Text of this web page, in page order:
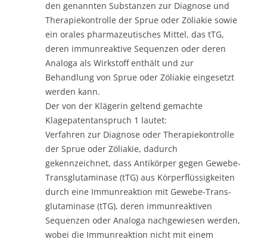
den genannten Substanzen zur Diagnose und
Therapiekontrolle der Sprue oder Zöliakie sowie
ein orales pharmazeutisches Mittel, das tTG,
deren immunreaktive Sequenzen oder deren
Analoga als Wirkstoff enthält und zur
Behandlung von Sprue oder Zöliakie eingesetzt
werden kann.
Der von der Klägerin geltend gemachte
Klagepatentanspruch 1 lautet:
Verfahren zur Diagnose oder Therapiekontrolle
der Sprue oder Zöliakie, dadurch
gekennzeichnet, dass Antikörper gegen Gewebe-
Transglutaminase (tTG) aus Körperflüssigkeiten
durch eine Immunreaktion mit Gewebe-Trans-
glutaminase (tTG), deren immunreaktiven
Sequenzen oder Analoga nachgewiesen werden,
wobei die Immunreaktion nicht mit einem